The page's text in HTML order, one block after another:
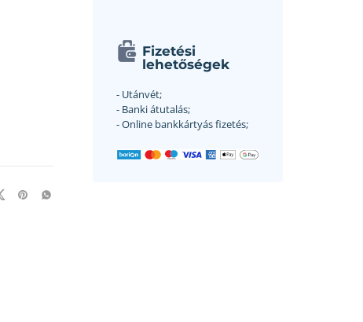
Fizetési
lehetőségek
- Utánvét;
- Banki átutalás;
- Online bankkártyás fizetés;